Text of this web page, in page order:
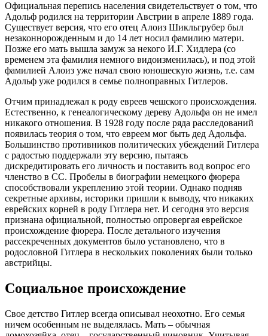
Официальная перепись населения свидетельствует о том, что
Адольф родился на территории Австрии в апреле 1889 года.
Существует версия, что его отец Алоиз Шикльгрубер был
незаконнорожденным и до 14 лет носил фамилию матери.
Позже его мать вышла замуж за некого И.Г. Хидлера (со
временем эта фамилия немного видоизменилась), и под этой
фамилией Алоиз уже начал свою юношескую жизнь, т.е. сам
Адольф уже родился в семье полноправных Гитлеров.
Отчим принадлежал к роду евреев чешского происхождения.
Естественно, к генеалогическому дереву Адольфа он не имел
никакого отношения. В 1928 году после ряда расследований
появилась теория о том, что евреем мог быть дед Адольфа.
Большинство противников политических убеждений Гитлера
с радостью поддержали эту версию, пытаясь
дискредитировать его личность и поставить вод вопрос его
членство в СС. Пробелы в биографии немецкого фюрера
способствовали укреплению этой теории. Однако подняв
секретные архивы, историки пришли к выводу, что никаких
еврейских корней в роду Гитлера нет. И сегодня это версия
признана официальной, полностью опровергая еврейское
происхождение фюрера. После детального изучения
рассекреченных документов было установлено, что в
родословной Гитлера в нескольких поколениях были только
австрийцы.
Социальное происхождение
Свое детство Гитлер всегда описывал неохотно. Его семья
ничем особенным не выделялась. Мать – обычная